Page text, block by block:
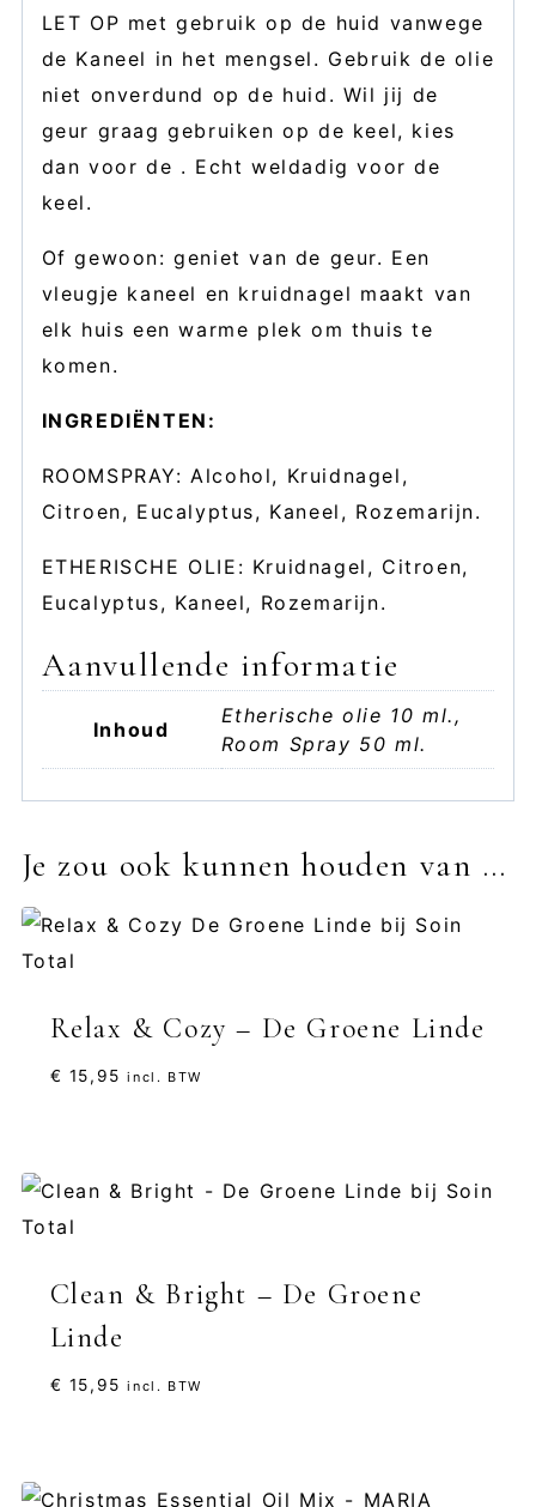
LET OP met gebruik op de huid vanwege
de Kaneel in het mengsel. Gebruik de olie
niet onverdund op de huid. Wil jij de
geur graag gebruiken op de keel, kies
dan voor de . Echt weldadig voor de
keel.
Of gewoon: geniet van de geur. Een
vleugje kaneel en kruidnagel maakt van
elk huis een warme plek om thuis te
komen.
INGREDIËNTEN:
ROOMSPRAY: Alcohol, Kruidnagel,
Citroen, Eucalyptus, Kaneel, Rozemarijn.
ETHERISCHE OLIE: Kruidnagel, Citroen,
Eucalyptus, Kaneel, Rozemarijn.
Aanvullende informatie
Inhoud
Etherische olie 10 ml.,
Room Spray 50 ml.
Je zou ook kunnen houden van …
Relax & Cozy – De Groene Linde
€ 15,95 incl. BTW
Clean & Bright – De Groene
Linde
€ 15,95 incl. BTW